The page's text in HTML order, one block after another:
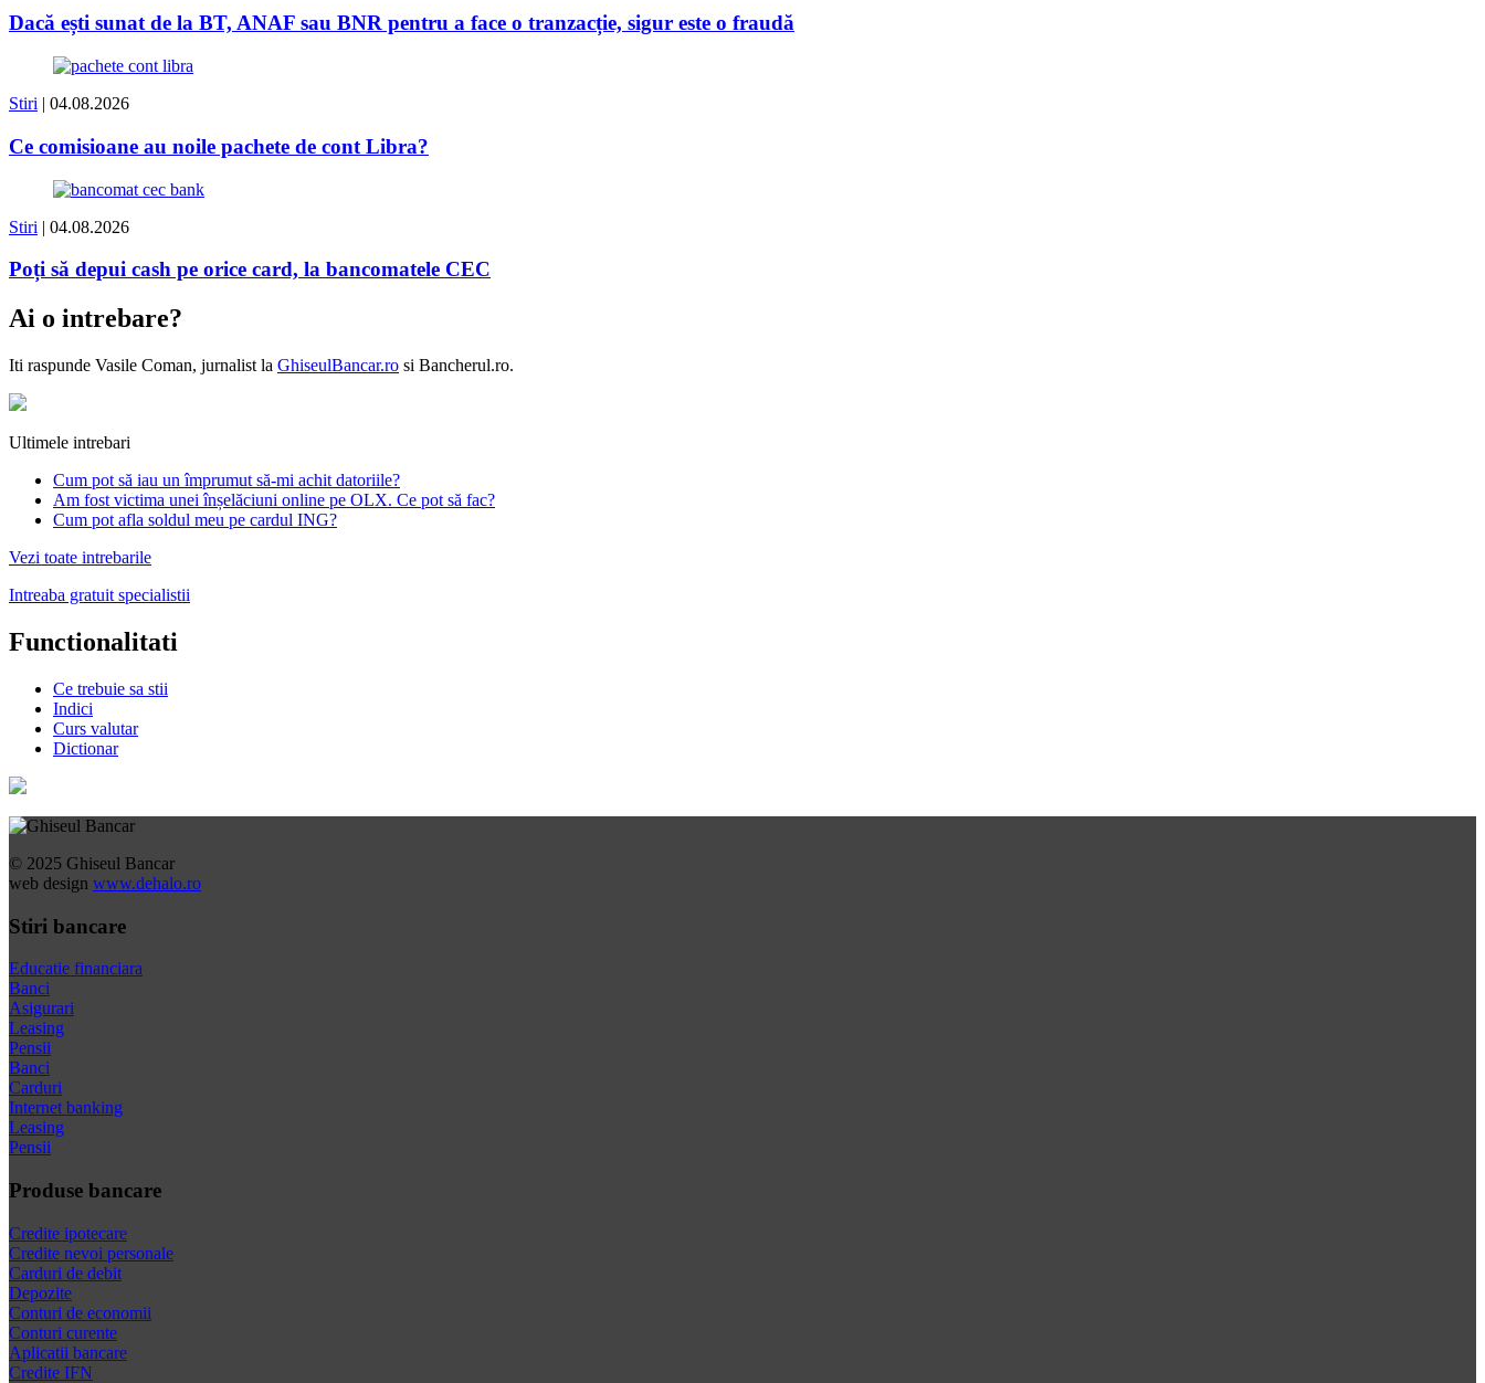
Dacă ești sunat de la BT, ANAF sau BNR pentru a face o tranzacție, sigur este o fraudă
Stiri | 04.08.2026
Ce comisioane au noile pachete de cont Libra?
Stiri | 04.08.2026
Poți să depui cash pe orice card, la bancomatele CEC
Ai o intrebare?
Iti raspunde Vasile Coman, jurnalist la GhiseulBancar.ro si Bancherul.ro.
Ultimele intrebari
Cum pot să iau un împrumut să-mi achit datoriile?
Am fost victima unei înșelăciuni online pe OLX. Ce pot să fac?
Cum pot afla soldul meu pe cardul ING?
Vezi toate intrebarile
Intreaba gratuit specialistii
Functionalitati
Ce trebuie sa stii
Indici
Curs valutar
Dictionar
© 2025 Ghiseul Bancar
web design www.dehalo.ro
Stiri bancare
Educatie financiara
Banci
Asigurari
Leasing
Pensii
Banci
Carduri
Internet banking
Leasing
Pensii
Produse bancare
Credite ipotecare
Credite nevoi personale
Carduri de debit
Depozite
Conturi de economii
Conturi curente
Aplicatii bancare
Credite IFN